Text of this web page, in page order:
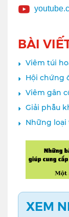
BÀI
Viêm túi
Hội chứng
Viêm gân
Giải phẫu
Những
XEM